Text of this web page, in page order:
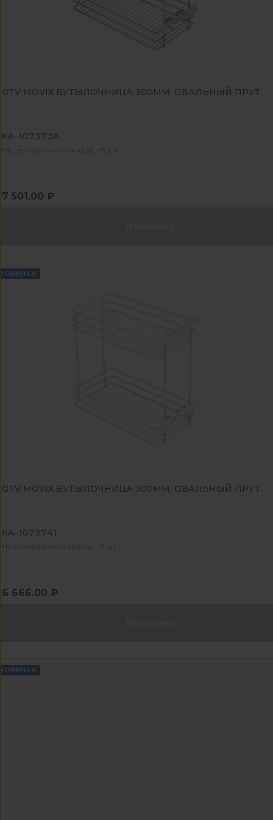
GTV MOVIX БУТЫЛОЧНИЦА 300ММ, ОВАЛЬНЫЙ ПРУТ...
КА-1073738
На центральном складе - 8 шт
7 501.00 ₽
GTV MOVIX БУТЫЛОЧНИЦА 300ММ, ОВАЛЬНЫЙ ПРУТ...
КА-1073741
На центральном складе - 5 шт
6 666.00 ₽